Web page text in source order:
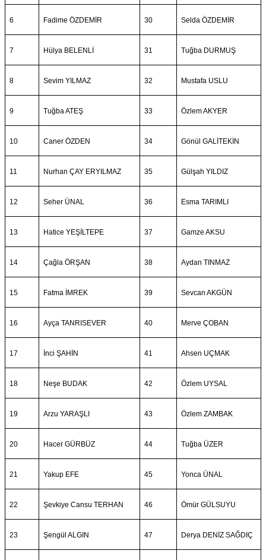
6 Fadime ÖZDEMİR 30 Selda ÖZDEMİR
7 Hülya BELENLİ 31 Tuğba DURMUŞ
8 Sevim YILMAZ 32 Mustafa USLU
9 Tuğba ATEŞ 33 Özlem AKYER
10 Caner ÖZDEN 34 Gönül GALİTEKİN
11 Nurhan ÇAY ERYILMAZ 35 Gülşah YILDIZ
12 Seher ÜNAL 36 Esma TARIMLI
13 Hatice YEŞİLTEPE 37 Gamze AKSU
14 Çağla ÖRŞAN 38 Aydan TINMAZ
15 Fatma İMREK 39 Sevcan AKGÜN
16 Ayça TANRISEVER 40 Merve ÇOBAN
17 İnci ŞAHİN 41 Ahsen UÇMAK
18 Neşe BUDAK 42 Özlem UYSAL
19 Arzu YARAŞLI 43 Özlem ZAMBAK
20 Hacer GÜRBÜZ 44 Tuğba ÜZER
21 Yakup EFE 45 Yonca ÜNAL
22 Şevkiye Cansu TERHAN 46 Ömür GÜLSUYU
23 Şengül ALGIN 47 Derya DENİZ SAĞDIÇ